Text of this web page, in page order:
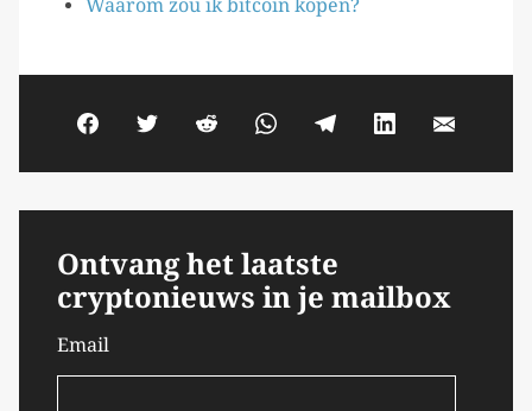
Waarom zou ik bitcoin kopen?
Ontvang het laatste
cryptonieuws in je mailbox
Email